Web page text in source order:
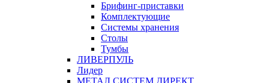
Брифинг-приставки
Комплектующие
Системы хранения
Столы
Тумбы
ЛИВЕРПУЛЬ
Лидер